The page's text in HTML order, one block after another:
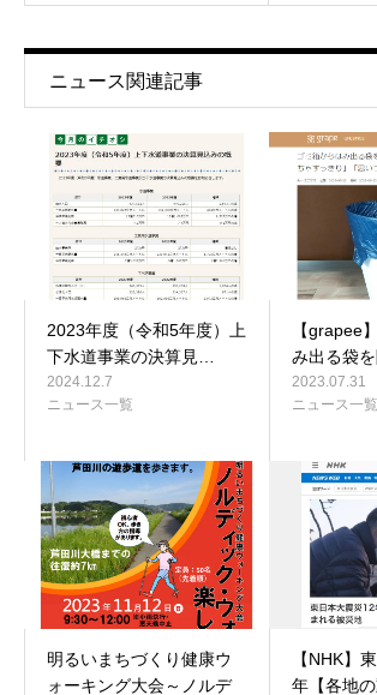
ニュース関連記事
2023年度（令和5年度）上
下水道事業の決算見…
2024.12.7
ニュース一覧
【grapee
み出る袋
2023.07.31
ニュース一覧
明るいまちづくり健康ウ
ォーキング大会～ノルデ
【NHK】
年【各地